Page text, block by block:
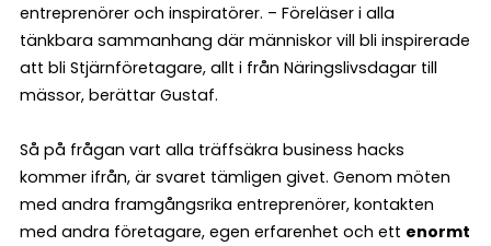
entreprenörer och inspiratörer. – Föreläser i alla
tänkbara sammanhang där människor vill bli inspirerade
att bli Stjärnföretagare, allt i från Näringslivsdagar till
mässor, berättar Gustaf.
Så på frågan vart alla träffsäkra business hacks
kommer ifrån, är svaret tämligen givet. Genom möten
med andra framgångsrika entreprenörer, kontakten
med andra företagare, egen erfarenhet och ett enormt